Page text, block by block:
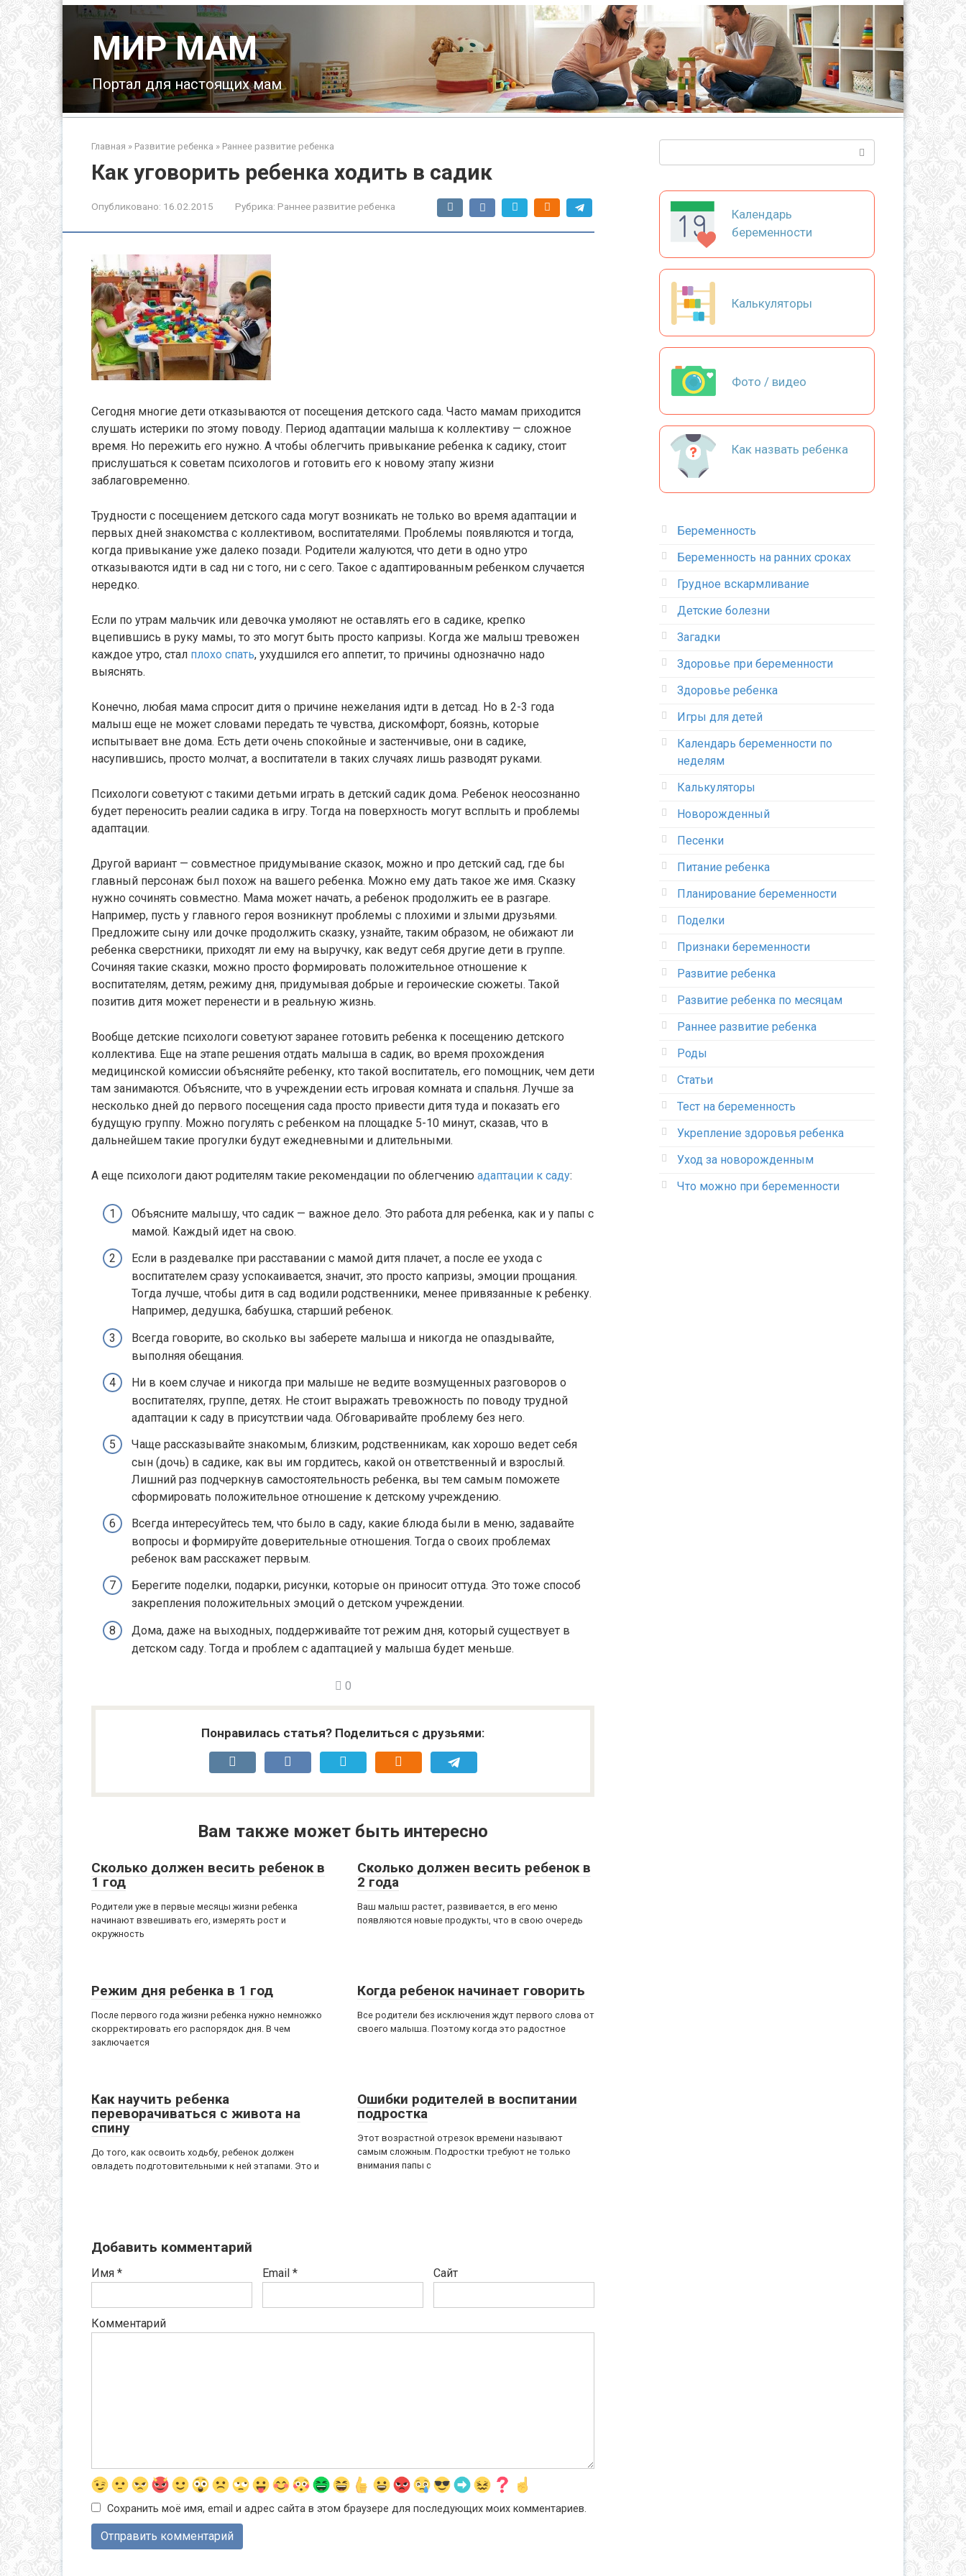
МИР МАМ
Портал для настоящих мам
Главная » Развитие ребенка » Раннее развитие ребенка
Как уговорить ребенка ходить в садик
Опубликовано: 16.02.2015 Рубрика: Раннее развитие ребенка
Сегодня многие дети отказываются от посещения детского сада. Часто мамам приходится
слушать истерики по этому поводу. Период адаптации малыша к коллективу — сложное
время. Но пережить его нужно. А чтобы облегчить привыкание ребенка к садику, стоит
прислушаться к советам психологов и готовить его к новому этапу жизни
заблаговременно.
Трудности с посещением детского сада могут возникать не только во время адаптации и
первых дней знакомства с коллективом, воспитателями. Проблемы появляются и тогда,
когда привыкание уже далеко позади. Родители жалуются, что дети в одно утро
отказываются идти в сад ни с того, ни с сего. Такое с адаптированным ребенком случается
нередко.
Если по утрам мальчик или девочка умоляют не оставлять его в садике, крепко
вцепившись в руку мамы, то это могут быть просто капризы. Когда же малыш тревожен
каждое утро, стал плохо спать, ухудшился его аппетит, то причины однозначно надо
выяснять.
Конечно, любая мама спросит дитя о причине нежелания идти в детсад. Но в 2-3 года
малыш еще не может словами передать те чувства, дискомфорт, боязнь, которые
испытывает вне дома. Есть дети очень спокойные и застенчивые, они в садике,
насупившись, просто молчат, а воспитатели в таких случаях лишь разводят руками.
Психологи советуют с такими детьми играть в детский садик дома. Ребенок неосознанно
будет переносить реалии садика в игру. Тогда на поверхность могут всплыть и проблемы
адаптации.
Другой вариант — совместное придумывание сказок, можно и про детский сад, где бы
главный персонаж был похож на вашего ребенка. Можно ему дать такое же имя. Сказку
нужно сочинять совместно. Мама может начать, а ребенок продолжить ее в разгаре.
Например, пусть у главного героя возникнут проблемы с плохими и злыми друзьями.
Предложите сыну или дочке продолжить сказку, узнайте, таким образом, не обижают ли
ребенка сверстники, приходят ли ему на выручку, как ведут себя другие дети в группе.
Сочиняя такие сказки, можно просто формировать положительное отношение к
воспитателям, детям, режиму дня, придумывая добрые и героические сюжеты. Такой
позитив дитя может перенести и в реальную жизнь.
Вообще детские психологи советуют заранее готовить ребенка к посещению детского
коллектива. Еще на этапе решения отдать малыша в садик, во время прохождения
медицинской комиссии объясняйте ребенку, кто такой воспитатель, его помощник, чем дети
там занимаются. Объясните, что в учреждении есть игровая комната и спальня. Лучше за
несколько дней до первого посещения сада просто привести дитя туда и показать его
будущую группу. Можно погулять с ребенком на площадке 5-10 минут, сказав, что в
дальнейшем такие прогулки будут ежедневными и длительными.
А еще психологи дают родителям такие рекомендации по облегчению адаптации к саду:
Объясните малышу, что садик — важное дело. Это работа для ребенка, как и у папы с
мамой. Каждый идет на свою.
Если в раздевалке при расставании с мамой дитя плачет, а после ее ухода с
воспитателем сразу успокаивается, значит, это просто капризы, эмоции прощания.
Тогда лучше, чтобы дитя в сад водили родственники, менее привязанные к ребенку.
Например, дедушка, бабушка, старший ребенок.
Всегда говорите, во сколько вы заберете малыша и никогда не опаздывайте,
выполняя обещания.
Ни в коем случае и никогда при малыше не ведите возмущенных разговоров о
воспитателях, группе, детях. Не стоит выражать тревожность по поводу трудной
адаптации к саду в присутствии чада. Обговаривайте проблему без него.
Чаще рассказывайте знакомым, близким, родственникам, как хорошо ведет себя
сын (дочь) в садике, как вы им гордитесь, какой он ответственный и взрослый.
Лишний раз подчеркнув самостоятельность ребенка, вы тем самым поможете
сформировать положительное отношение к детскому учреждению.
Всегда интересуйтесь тем, что было в саду, какие блюда были в меню, задавайте
вопросы и формируйте доверительные отношения. Тогда о своих проблемах
ребенок вам расскажет первым.
Берегите поделки, подарки, рисунки, которые он приносит оттуда. Это тоже способ
закрепления положительных эмоций о детском учреждении.
Дома, даже на выходных, поддерживайте тот режим дня, который существует в
детском саду. Тогда и проблем с адаптацией у малыша будет меньше.
0
Понравилась статья? Поделиться с друзьями:
Вам также может быть интересно
Сколько должен весить ребенок в
1 год
Родители уже в первые месяцы жизни ребенка
начинают взвешивать его, измерять рост и
окружность
Сколько должен весить ребенок в
2 года
Ваш малыш растет, развивается, в его меню
появляются новые продукты, что в свою очередь
Режим дня ребенка в 1 год
После первого года жизни ребенка нужно немножко
скорректировать его распорядок дня. В чем
заключается
Когда ребенок начинает говорить
Все родители без исключения ждут первого слова от
своего малыша. Поэтому когда это радостное
Как научить ребенка
переворачиваться с живота на
спину
До того, как освоить ходьбу, ребенок должен
овладеть подготовительными к ней этапами. Это и
Ошибки родителей в воспитании
подростка
Этот возрастной отрезок времени называют
самым сложным. Подростки требуют не только
внимания папы с
Добавить комментарий
Имя * Email * Сайт
Комментарий
Сохранить моё имя, email и адрес сайта в этом браузере для последующих моих комментариев.
Календарь
беременности
Калькуляторы
Фото / видео
Как назвать ребенка
Беременность
Беременность на ранних сроках
Грудное вскармливание
Детские болезни
Загадки
Здоровье при беременности
Здоровье ребенка
Игры для детей
Календарь беременности по
неделям
Калькуляторы
Новорожденный
Песенки
Питание ребенка
Планирование беременности
Поделки
Признаки беременности
Развитие ребенка
Развитие ребенка по месяцам
Раннее развитие ребенка
Роды
Статьи
Тест на беременность
Укрепление здоровья ребенка
Уход за новорожденным
Что можно при беременности